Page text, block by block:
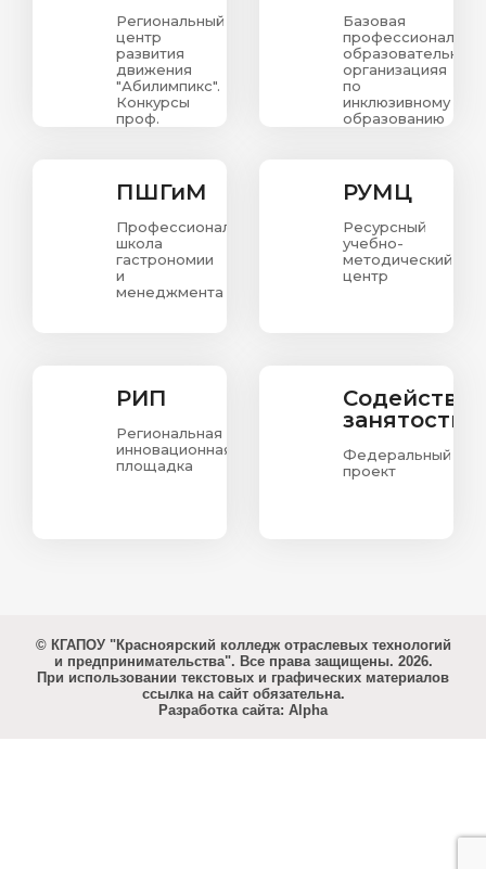
Региональный
центр
развития
движения
"Абилимпикс".
Конкурсы
проф.
ограниченными
возможностями
Базовая
образовательная
организацияя
по
инклюзивному
образованию
ПШГиМ
Профессиональная
школа
гастрономии
и
менеджмента
РУМЦ
Ресурсный
учебно-
методический
центр
РИП
Региональная
инновационная
площадка
Содействие
занятости
Федеральный
проект
© КГАПОУ "Красноярский колледж отраслевых технологий
и предпринимательства". Все права защищены. 2026.
При использовании текстовых и графических материалов
ссылка на сайт обязательна.
Разработка сайта: Alpha